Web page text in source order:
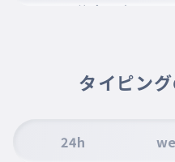
溜息を吐いて
すってすってはかれては
きっと結構あり
タイピン
24h